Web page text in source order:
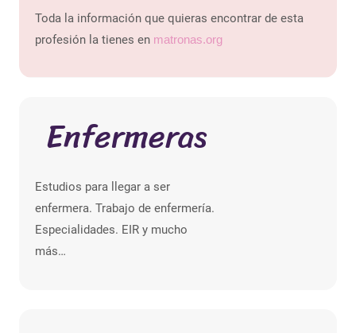
Toda la información que quieras encontrar de esta
profesión la tienes en matronas.org
Enfermeras
Estudios para llegar a ser
enfermera. Trabajo de enfermería.
Especialidades. EIR y mucho
más…